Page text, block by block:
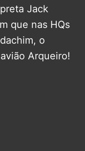
Jack
que nas HQs
o
Arqueiro!